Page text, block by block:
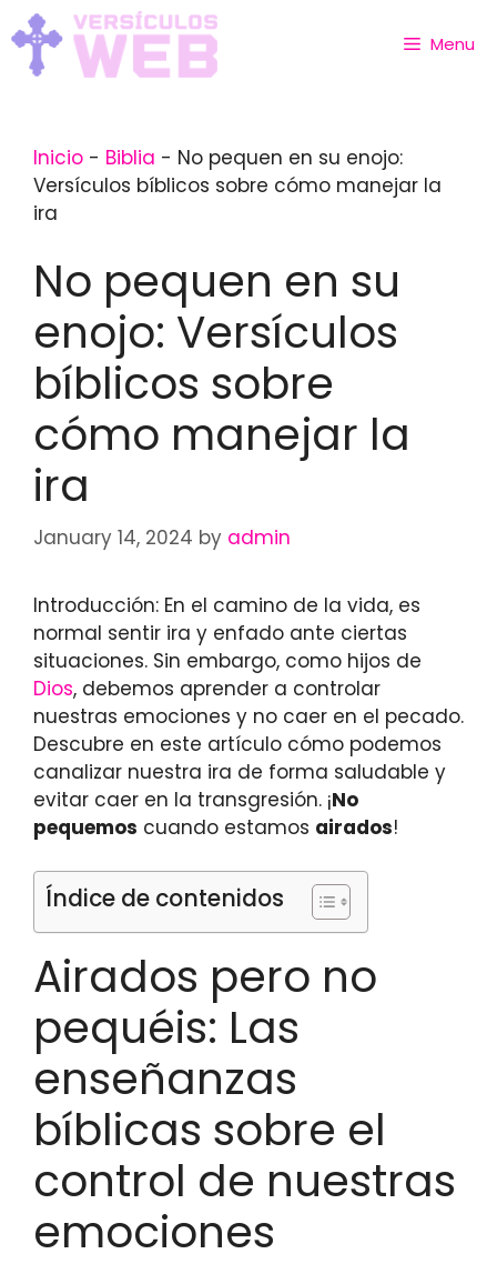
Skip
to
content
Menu
Inicio - Biblia - No pequen en su enojo:
Versículos bíblicos sobre cómo manejar la
ira
No pequen en su
enojo: Versículos
bíblicos sobre
cómo manejar la
ira
January 14, 2024 by admin
Introducción: En el camino de la vida, es
normal sentir ira y enfado ante ciertas
situaciones. Sin embargo, como hijos de
Dios, debemos aprender a controlar
nuestras emociones y no caer en el pecado.
Descubre en este artículo cómo podemos
canalizar nuestra ira de forma saludable y
evitar caer en la transgresión. ¡No
pequemos cuando estamos airados!
Índice de contenidos
Airados pero no
pequéis: Las
enseñanzas
bíblicas sobre el
control de nuestras
emociones